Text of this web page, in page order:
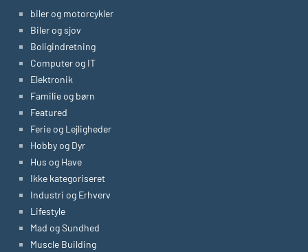
biler og motorcykler
Biler og sjov
Boligindretning
Computer og IT
Elektronik
Familie og børn
Featured
Ferie og Lejligheder
Hobby og Dyr
Hus og Have
Ikke kategoriseret
Industri og Erhverv
Lifestyle
Mad og Sundhed
Muscle Building